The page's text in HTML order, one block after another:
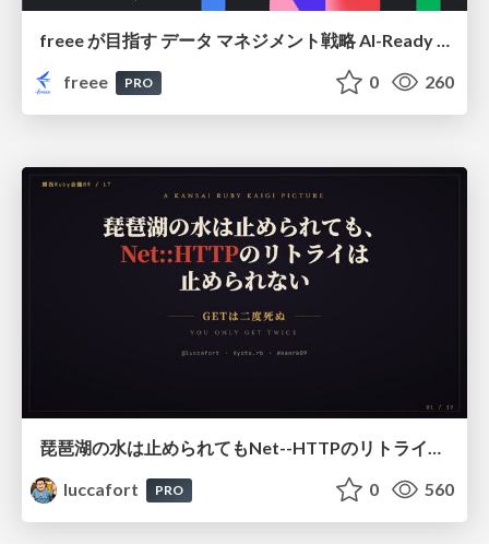
freee が目指す データ マネジメント戦略 AI-Ready 時代を支える 攻めのガバナンスとは
freee
PRO 0 260
luccafort
PRO 0 560